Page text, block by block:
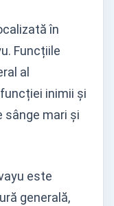
în
Funcțiile
al
inimii și
sânge mari și
este
generală,